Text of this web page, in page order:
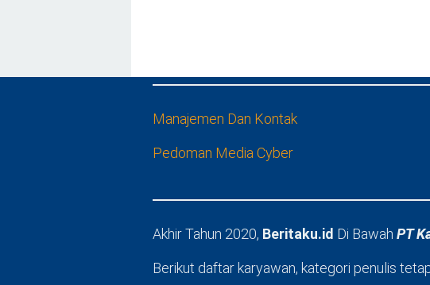
Manajemen Dan Kontak
Pedoman Media Cyber
Akhir Tahun 2020, Beritaku.id Di Bawah PT
Berikut daftar karyawan, kategori penulis